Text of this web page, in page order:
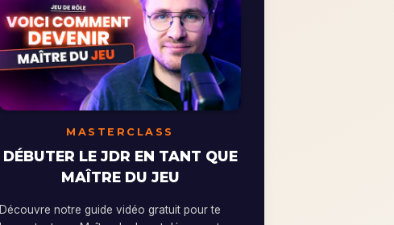
MASTERCLASS
DÉBUTER LE JDR EN TANT QUE
MAÎTRE DU JEU
Découvre notre guide vidéo gratuit pour te